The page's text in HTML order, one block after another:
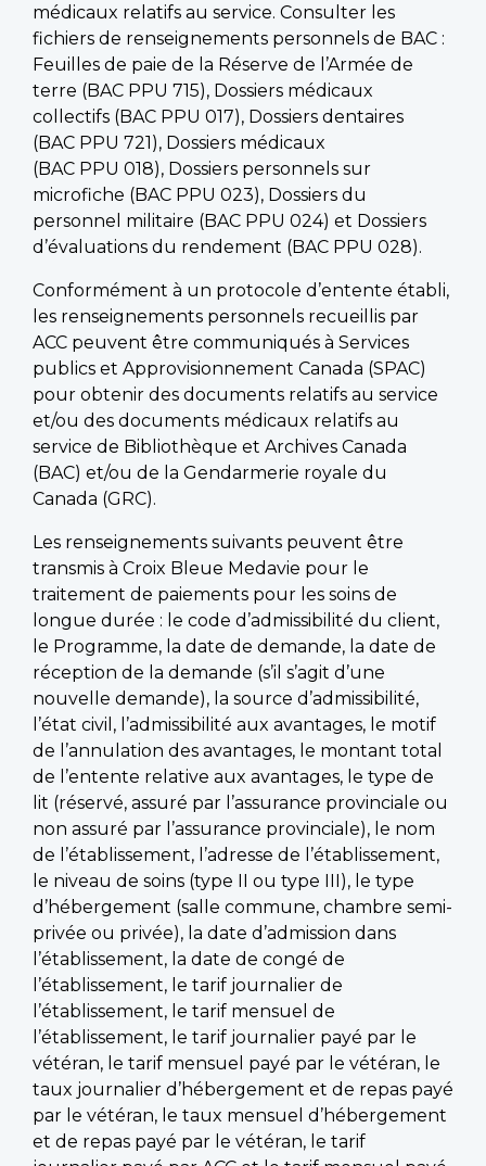
médicaux relatifs au service. Consulter les
fichiers de renseignements personnels de BAC :
Feuilles de paie de la Réserve de l’Armée de
terre (BAC PPU 715), Dossiers médicaux
collectifs (BAC PPU 017), Dossiers dentaires
(BAC PPU 721), Dossiers médicaux
(BAC PPU 018), Dossiers personnels sur
microfiche (BAC PPU 023), Dossiers du
personnel militaire (BAC PPU 024) et Dossiers
d’évaluations du rendement (BAC PPU 028).
Conformément à un protocole d’entente établi,
les renseignements personnels recueillis par
ACC peuvent être communiqués à Services
publics et Approvisionnement Canada (SPAC)
pour obtenir des documents relatifs au service
et/ou des documents médicaux relatifs au
service de Bibliothèque et Archives Canada
(BAC) et/ou de la Gendarmerie royale du
Canada (GRC).
Les renseignements suivants peuvent être
transmis à Croix Bleue Medavie pour le
traitement de paiements pour les soins de
longue durée : le code d’admissibilité du client,
le Programme, la date de demande, la date de
réception de la demande (s’il s’agit d’une
nouvelle demande), la source d’admissibilité,
l’état civil, l’admissibilité aux avantages, le motif
de l’annulation des avantages, le montant total
de l’entente relative aux avantages, le type de
lit (réservé, assuré par l’assurance provinciale ou
non assuré par l’assurance provinciale), le nom
de l’établissement, l’adresse de l’établissement,
le niveau de soins (type II ou type III), le type
d’hébergement (salle commune, chambre semi-
privée ou privée), la date d’admission dans
l’établissement, la date de congé de
l’établissement, le tarif journalier de
l’établissement, le tarif mensuel de
l’établissement, le tarif journalier payé par le
vétéran, le tarif mensuel payé par le vétéran, le
taux journalier d’hébergement et de repas payé
par le vétéran, le taux mensuel d’hébergement
et de repas payé par le vétéran, le tarif